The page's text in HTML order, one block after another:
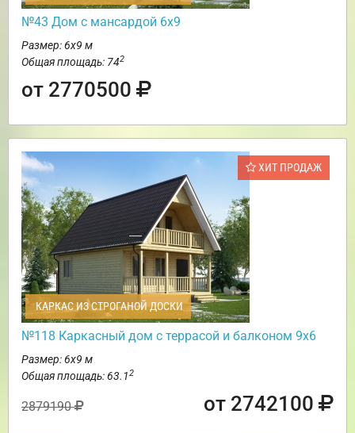
№43 Дом с мансардой 6х9
Размер: 6х9 м
Общая площадь: 742
от 2770500
ХИТ ПРОДАЖ
КАРКАС ИЗ СТРОГАНОЙ ДОСКИ
№118 Каркасный дом с террасой и балконом 9х6
Размер: 6х9 м
Общая площадь: 63.12
2879190 от 2742100